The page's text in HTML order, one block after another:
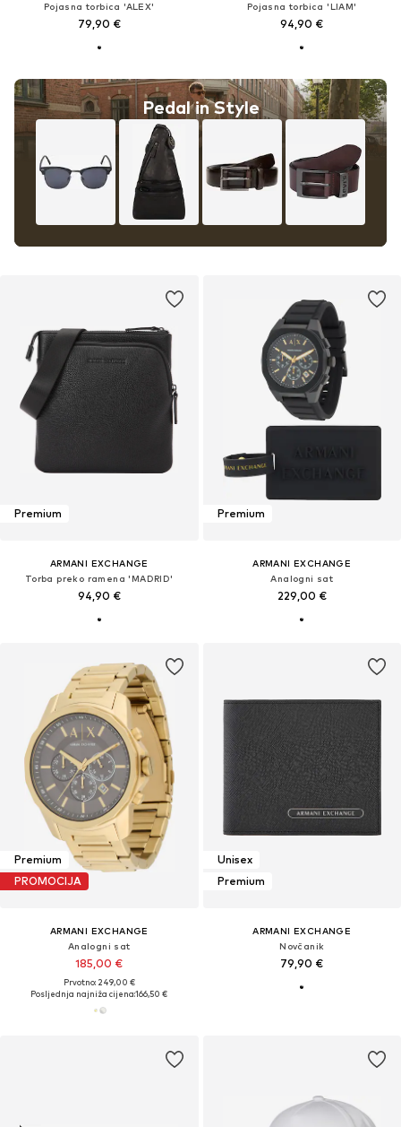
Pojasna torbica 'ALEX'
79,90 €
Pedal in Style
Pojasna torbica 'LIAM'
94,90 €
Premium
ARMANI EXCHANGE
Torba preko ramena 'MADRID'
94,90 €
Premium
ARMANI EXCHANGE
Analogni sat
229,00 €
Premium
PROMOCIJA
ARMANI EXCHANGE
Analogni sat
185,00 €
Prvotno: 249,00 €
Posljednja najniža cijena:166,50 €
Unisex
Premium
ARMANI EXCHANGE
Novčanik
79,90 €